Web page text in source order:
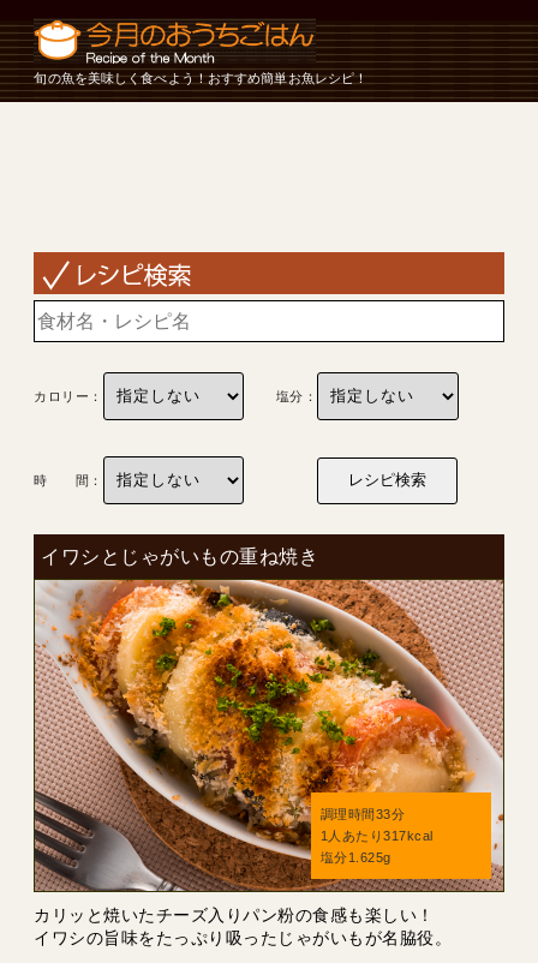
旬の魚を美味しく食べよう！おすすめ簡単お魚レシピ！
カロリー： 塩分：
時 間：
イワシとじゃがいもの重ね焼き
調理時間33分
1人あたり317kcal
塩分1.625g
カリッと焼いたチーズ入りパン粉の食感も楽しい！
イワシの旨味をたっぷり吸ったじゃがいもが名脇役。